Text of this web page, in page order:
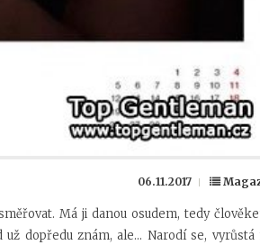
06.11.2017
Má ji danou osudem, tedy
dopředu znám, ale... Narodí se, vyrůstá